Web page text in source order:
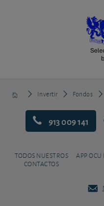
Invertir Fondos
913 009 141
TODOS NUESTROS
CONTACTOS
APP